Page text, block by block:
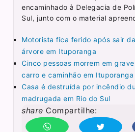
encaminhado à Delegacia de
Sul, junto com o material
Motorista fica ferido após sair
árvore em Ituporanga
Cinco pessoas morrem em
carro e caminhão em Ituporanga
Casa é destruída por incêndio
madrugada em Rio do Sul
share Compartilhe: